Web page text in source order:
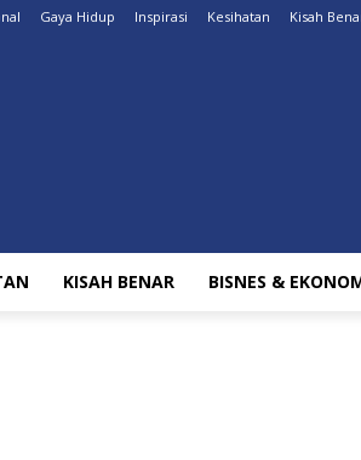
Gaya Hidup Inspirasi Kesihatan Kisah
KISAH BENAR BISNES &